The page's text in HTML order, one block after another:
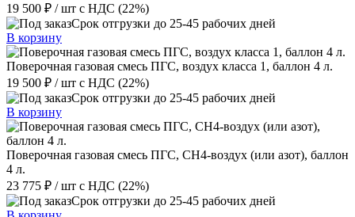
19 500 ₽ / шт с НДС (22%)
Срок отгрузки до 25-45 рабочих дней
В корзину
Поверочная газовая смесь ПГС, воздух класса 1, баллон 4 л.
19 500 ₽ / шт с НДС (22%)
Срок отгрузки до 25-45 рабочих дней
В корзину
Поверочная газовая смесь ПГС, СН4-воздух (или азот), баллон
4 л.
23 775 ₽ / шт с НДС (22%)
Срок отгрузки до 25-45 рабочих дней